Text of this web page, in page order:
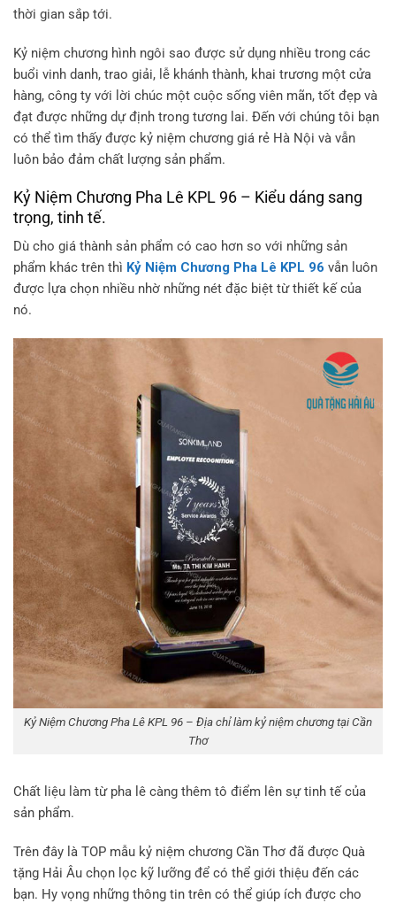
thời gian sắp tới.
Kỷ niệm chương hình ngôi sao được sử dụng nhiều trong các
buổi vinh danh, trao giải, lễ khánh thành, khai trương một cửa
hàng, công ty với lời chúc một cuộc sống viên mãn, tốt đẹp và
đạt được những dự định trong tương lai. Đến với chúng tôi bạn
có thể tìm thấy được kỷ niệm chương giá rẻ Hà Nội và vẫn
luôn bảo đảm chất lượng sản phẩm.
Kỷ Niệm Chương Pha Lê KPL 96 – Kiểu dáng sang
trọng, tinh tế.
Dù cho giá thành sản phẩm có cao hơn so với những sản
phẩm khác trên thì Kỷ Niệm Chương Pha Lê KPL 96 vẫn luôn
được lựa chọn nhiều nhờ những nét đặc biệt từ thiết kế của
nó.
Kỷ Niệm Chương Pha Lê KPL 96 – Địa chỉ làm kỷ niệm chương tại Cần
Thơ
Chất liệu làm từ pha lê càng thêm tô điểm lên sự tinh tế của
sản phẩm.
Trên đây là TOP mẫu kỷ niệm chương Cần Thơ đã được Quà
tặng Hải Âu chọn lọc kỹ lưỡng để có thể giới thiệu đến các
bạn. Hy vọng những thông tin trên có thể giúp ích được cho